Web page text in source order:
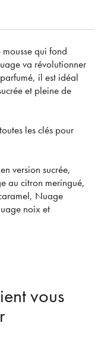
qui fond
va révolutionner
il est idéal
et pleine de
les clés pour
version sucrée,
au citron meringué,
Nuage
noix et
vous